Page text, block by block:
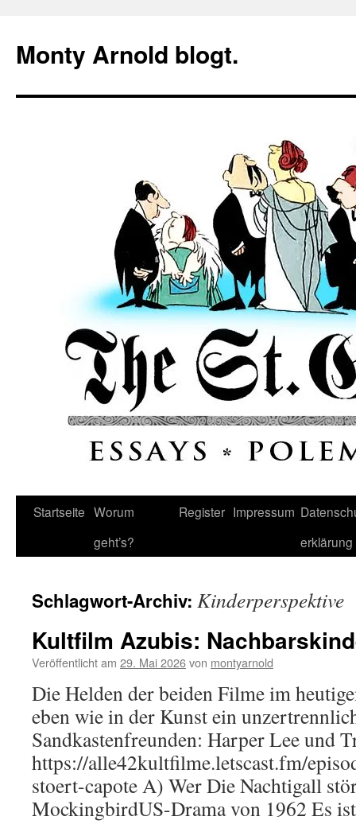
springen
Monty Arnold blogt.
Startseite Worum
geht’s?
Register Impressum
erklärung
Schlagwort-Archiv: Kinderperspektive
Kultfilm Azubis:
Veröffentlicht am 29. Mai 2026von montyarnold
Die Helden der beiden Filme im
eben wie in der Kunst ein
Sandkastenfreunden: Harper Lee und
https://alle42kultfilme.letscast.fm/
stoert-capote A) Wer Die Nachtigall
MockingbirdUS-Drama von 1962 Es